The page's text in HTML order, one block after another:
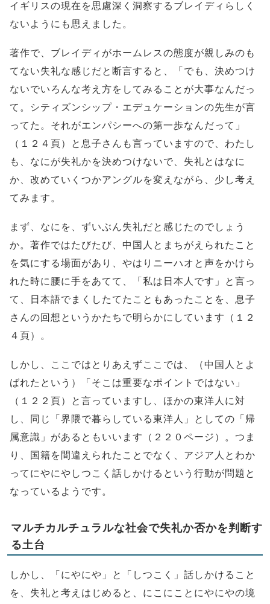
イギリスの現在を思慮深く洞察するブレイディらしく
ないようにも思えました。
著作で、ブレイディがホームレスの態度が親しみのも
てない失礼な感じだと断言すると、「でも、決めつけ
ないでいろんな考え方をしてみることが大事なんだっ
て。シティズンシップ・エデュケーションの先生が言
ってた。それがエンパシーへの第一歩なんだって」
（１２４頁）と息子さんも言っていますので、わたし
も、なにが失礼かを決めつけないで、失礼とはなに
か、改めていくつかアングルを変えながら、少し考え
てみます。
まず、なにを、ずいぶん失礼だと感じたのでしょう
か。著作ではたびたび、中国人とまちがえられたこと
を気にする場面があり、やはりニーハオと声をかけら
れた時に腰に手をあてて、「私は日本人です」と言っ
て、日本語でまくしたてたこともあったことを、息子
さんの回想というかたちで明らかにしています（１２
４頁）。
しかし、ここではとりあえずここでは、（中国人とよ
ばれたという）「そこは重要なポイントではない」
（１２２頁）と言っていますし、ほかの東洋人に対
し、同じ「界隈で暮らしている東洋人」としての「帰
属意識」があるともいいます（２２０ページ）。つま
り、国籍を間違えられたことでなく、アジア人とわか
ってにやにやしつこく話しかけるという行動が問題と
なっているようです。
マルチカルチュラルな社会で失礼か否かを判断す
る土台
しかし、「にやにや」と「しつこく」話しかけること
を、失礼と考えはじめると、にこにことにやにやの境